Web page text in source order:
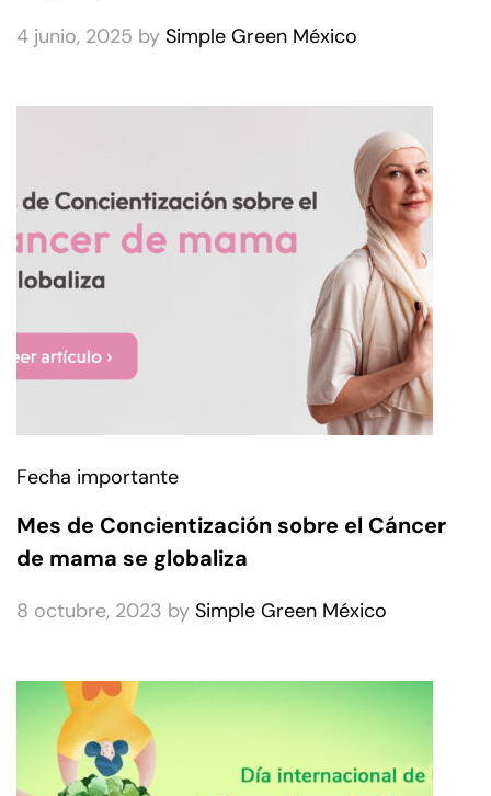
4 junio, 2025 by Simple Green México
Fecha importante
Mes de Concientización sobre el Cáncer
de mama se globaliza
8 octubre, 2023 by Simple Green México